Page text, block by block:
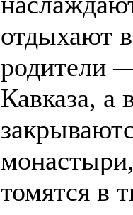
отдыхают
родители
Кавказа, а
томятся в